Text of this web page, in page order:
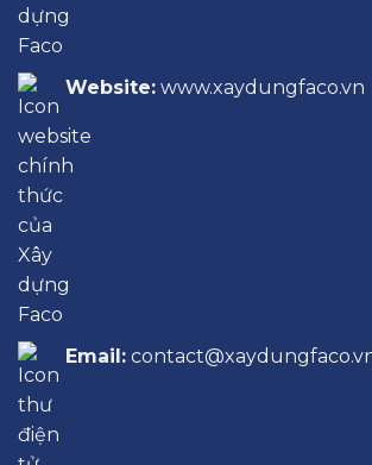
Website: www.xaydungfaco.vn
Email: